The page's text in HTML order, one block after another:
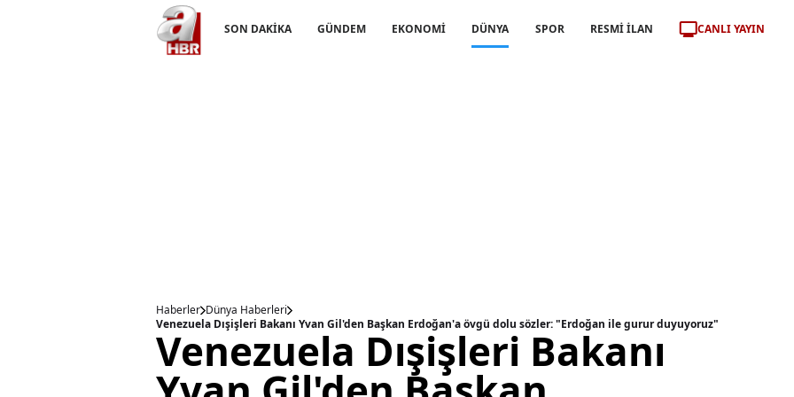
SON DAKİKA GÜNDEM EKONOMİ DÜNYA SPOR RESMİ İLAN CANLI YAYIN
Haberler Dünya Haberleri
Venezuela Dışişleri Bakanı Yvan Gil'den Başkan Erdoğan'a övgü dolu sözler: "Erdoğan ile gurur duyuyoruz"
Venezuela Dışişleri Bakanı